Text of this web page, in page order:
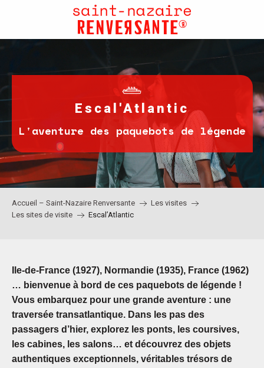
principal
Escal'Atlantic
L'aventure des paquebots de légende
Accueil – Saint-Nazaire Renversante
Les visites
Les sites de visite
Escal’Atlantic
Ile-de-France (1927), Normandie (1935), France (1962)
… bienvenue à bord de ces paquebots de légende !
Vous embarquez pour une grande aventure : une
traversée transatlantique. Dans les pas des
passagers d’hier, explorez les ponts, les coursives,
les cabines, les salons… et découvrez des objets
authentiques exceptionnels, véritables trésors de